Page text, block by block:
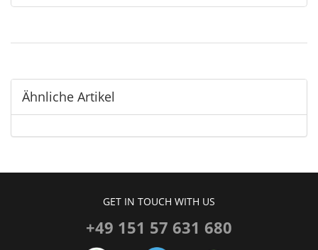
Ähnliche Artikel
GET IN TOUCH WITH US
+49 151 57 631 680